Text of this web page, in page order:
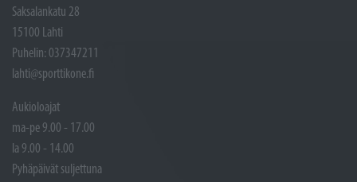
Saksalankatu 28
15100 Lahti
Puhelin: 037347211
lahti@sporttikone.fi
Aukioloajat
ma-pe 9.00 - 17.00
la 9.00 - 14.00
Pyhäpäivät suljettuna